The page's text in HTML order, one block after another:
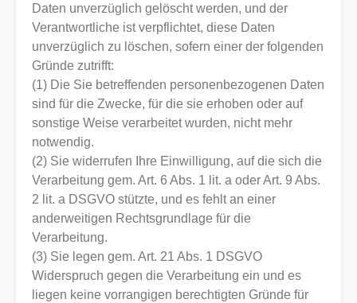
Daten unverzüglich gelöscht werden, und der
Verantwortliche ist verpflichtet, diese Daten
unverzüglich zu löschen, sofern einer der folgenden
Gründe zutrifft:
(1) Die Sie betreffenden personenbezogenen Daten
sind für die Zwecke, für die sie erhoben oder auf
sonstige Weise verarbeitet wurden, nicht mehr
notwendig.
(2) Sie widerrufen Ihre Einwilligung, auf die sich die
Verarbeitung gem. Art. 6 Abs. 1 lit. a oder Art. 9 Abs.
2 lit. a DSGVO stützte, und es fehlt an einer
anderweitigen Rechtsgrundlage für die
Verarbeitung.
(3) Sie legen gem. Art. 21 Abs. 1 DSGVO
Widerspruch gegen die Verarbeitung ein und es
liegen keine vorrangigen berechtigten Gründe für